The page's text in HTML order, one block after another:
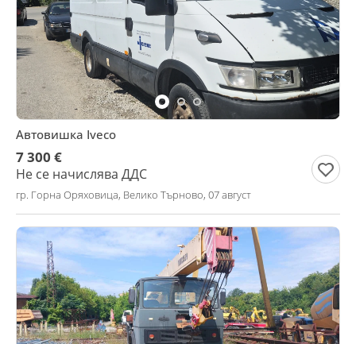
Автовишка Iveco
7 300 €
Не се начислява ДДС
гр. Горна Оряховица, Велико Търново, 07 август